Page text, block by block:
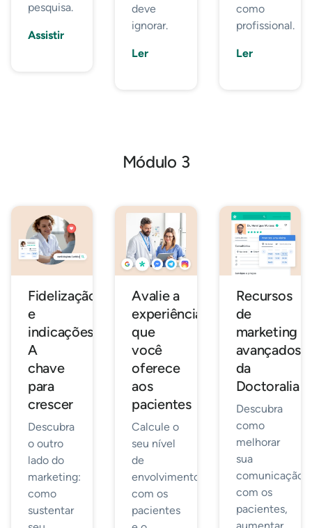
pesquisa.
Assistir
deve
ignorar.
Ler
como
profissional.
Ler
Módulo 3
Fidelização
e
indicações.
A
chave
para
crescer
Descubra
o outro
lado do
marketing:
como
sustentar
Avalie a
experiência
que
você
oferece
aos
pacientes
Calcule o
seu nível
de
envolvimento
com os
pacientes
Recursos
de
marketing
avançados
da
Doctoralia
Descubra
como
melhorar
sua
comunicação
com os
pacientes,